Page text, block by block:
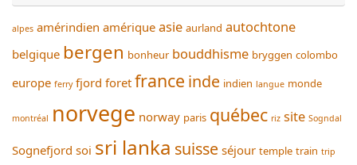
alpes amérindien amérique asie aurland autochtone
belgique bergen bonheur bouddhisme bryggen colombo
europe ferry fjord foret france inde indien langue monde
montréal norvege norway paris québec riz site Sogndal
Sognefjord soi sri lanka suisse séjour temple train trip